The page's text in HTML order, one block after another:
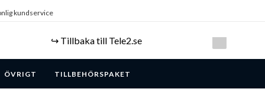
kundservice
↪️ Tillbaka till Tele2.se
ÖVRIGT TILLBEHÖRSPAKET